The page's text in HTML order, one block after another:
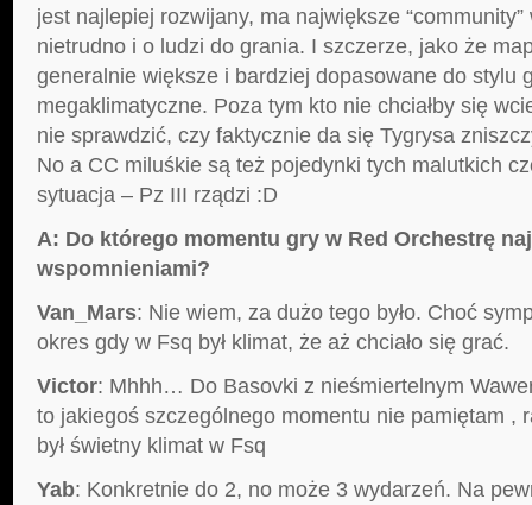
jest najlepiej rozwijany, ma największe
nietrudno i o ludzi do grania. I szczerze, jako że
generalnie większe i bardziej dopasowane do stylu
megaklimatyczne. Poza tym kto nie chciałby się
nie sprawdzić, czy faktycznie da się Tygrysa
No a CC miluśkie są też pojedynki tych malutkich
sytuacja – Pz III rządzi :D
A: Do którego momentu gry w Red Orchestrę
wspomnieniami?
Van_Mars: Nie wiem, za dużo tego było. Choć
okres gdy w Fsq był klimat, że aż chciało się grać.
Victor: Mhhh… Do Basovki z nieśmiertelnym
to jakiegoś szczególnego momentu nie pamiętam ,
był świetny klimat w Fsq
Yab: Konkretnie do 2, no może 3 wydarzeń. Na